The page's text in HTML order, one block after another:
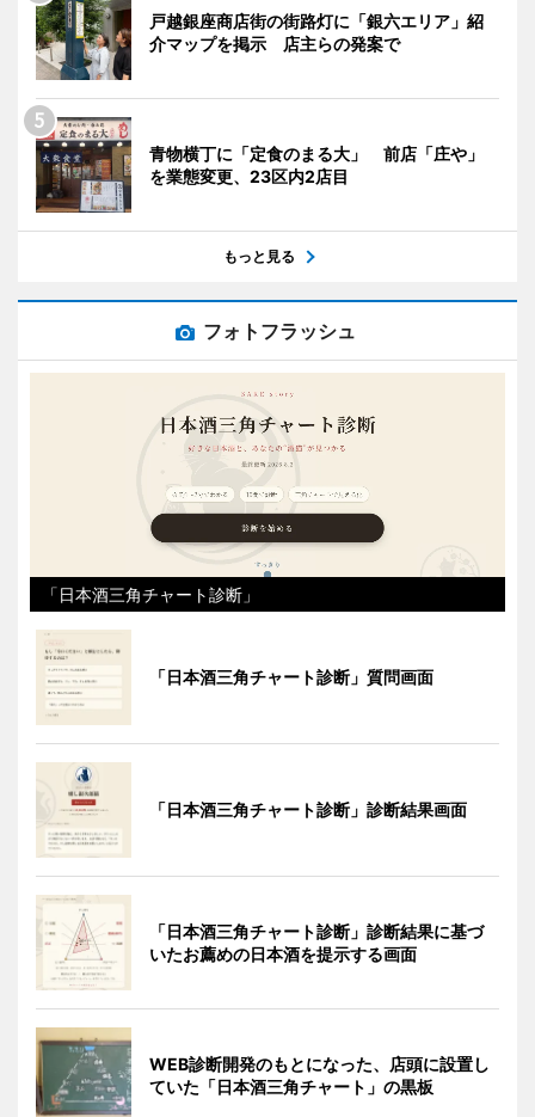
戸越銀座商店街の街路灯に「銀六エリア」紹
介マップを掲示 店主らの発案で
青物横丁に「定食のまる大」 前店「庄や」
を業態変更、23区内2店目
もっと見る
フォトフラッシュ
「日本酒三角チャート診断」
「日本酒三角チャート診断」質問画面
「日本酒三角チャート診断」診断結果画面
「日本酒三角チャート診断」診断結果に基づ
いたお薦めの日本酒を提示する画面
WEB診断開発のもとになった、店頭に設置し
ていた「日本酒三角チャート」の黒板